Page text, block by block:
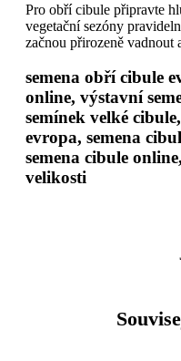
Pro obří cibule připravte
vegetační sezóny
začnou přirozeně vadnout
semena obří cibule
online, výstavní
semínek velké
evropa, semena
semena cibule
velikosti